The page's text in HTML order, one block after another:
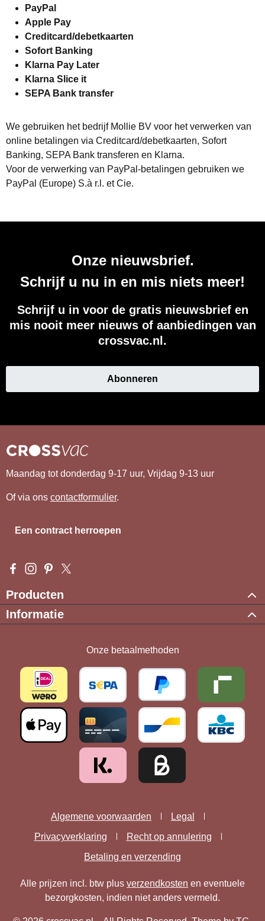
PayPal
Apple Pay
Creditcard/debetkaarten
Sofort Banking
Klarna Pay Later
Klarna Slice it
SEPA Bank transfer
We gebruiken het bedrijf Mollie BV voor het verwerken van
online betalingen via Creditcard/debetkaarten, Sofort
Banking, SEPA Bank transferen en Klarna.
Voor de verwerking van PayPal-betalingen gebruiken we
PayPal (Europe) S.à r.l. et Cie.
Onze nieuwsbrief.
Schrijf u nu in en mis niets meer!
Schrijf u in voor de gratis nieuwsbrief en
mis nooit meer nieuws of aanbiedingen van
crossvac.nl.
Abonneren
Maandag tot donderdag 9-17 uur, Vrijdag 9-13 uur
Of via ons contactformulier.
Een contract herroepen
Visit us on Facebook – opens in a new browser tab (external
Check us out on Instagram – opens in a new browser tab
Get inspired on Pinterest – opens in a new browser
Follow us on X – opens in a new browser tab
Producten
Informatie
Onze betaalmethoden
Algemene voorwaarden
Legal
Privacyverklaring
Recht op annulering
Betaling en verzending
Alle prijzen incl. btw plus verzendkosten en eventuele
bezorgkosten, indien niet anders vermeld.